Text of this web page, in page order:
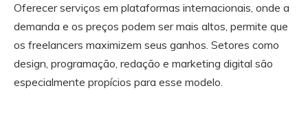
Oferecer serviços em plataformas internacionais, onde a
demanda e os preços podem ser mais altos, permite que
os freelancers maximizem seus ganhos. Setores como
design, programação, redação e marketing digital são
especialmente propícios para esse modelo.